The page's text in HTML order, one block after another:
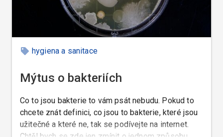
hygiena a sanitace
Mýtus o bakteriích
Co to jsou bakterie to vám psát nebudu. Pokud to
chcete znát definici, co jsou to bakterie, které jsou
užitečné a které ne, tak se podívejte na internet.